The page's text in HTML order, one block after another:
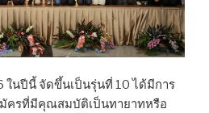
ในปีนี้ จัดขึ้นเป็นรุ่นที่ 10 ได้มีการ
ครที่มีคุณสมบัติเป็นทายาทหรือ